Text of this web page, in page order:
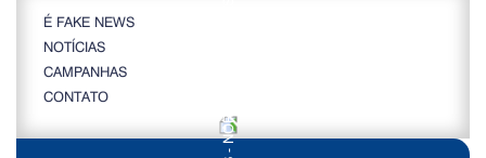
É FAKE NEWS
NOTÍCIAS
CAMPANHAS
CONTATO